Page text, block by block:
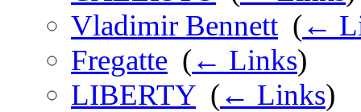
Vladimir Bennett (←
Fregatte (← Links)
LIBERTY (← Links)